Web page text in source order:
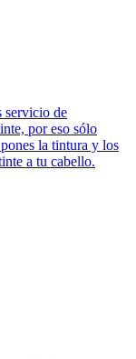
servicio de
por eso sólo
la tintura y los
a tu cabello.